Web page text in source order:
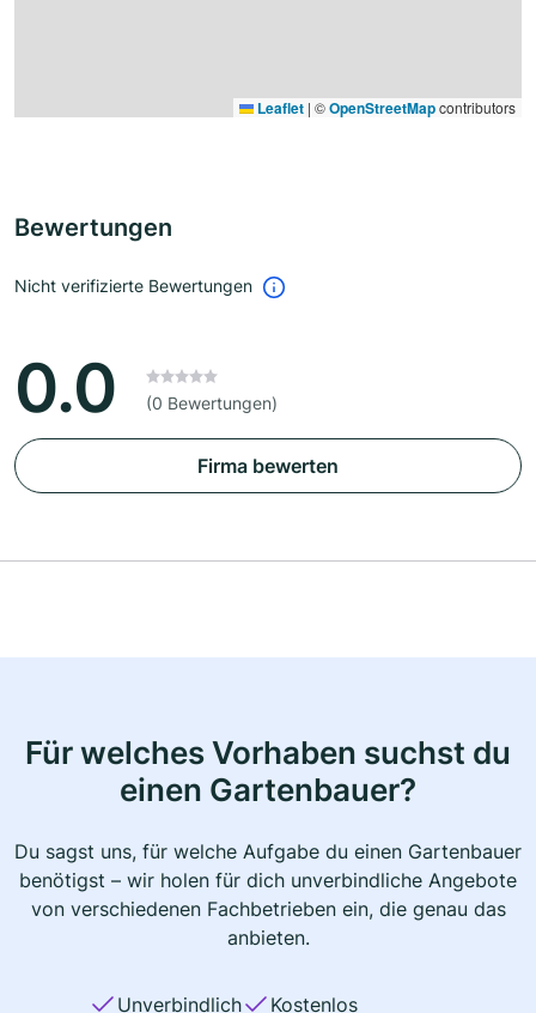
Leaflet | ©OpenStreetMapcontributors
Bewertungen
Nicht verifizierte Bewertungen
0.0 (0 Bewertungen)
Firma bewerten
Für welches Vorhaben suchst du
einen Gartenbauer?
Du sagst uns, für welche Aufgabe du einen Gartenbauer
benötigst – wir holen für dich unverbindliche Angebote
von verschiedenen Fachbetrieben ein, die genau das
anbieten.
Unverbindlich
Kostenlos